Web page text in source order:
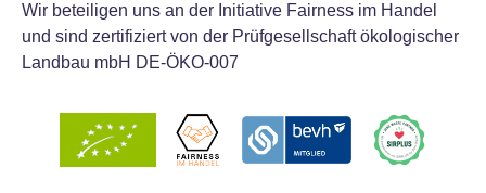
Wir beteiligen uns an der Initiative Fairness im Handel
und sind zertifiziert von der Prüfgesellschaft ökologischer
Landbau mbH DE-ÖKO-007